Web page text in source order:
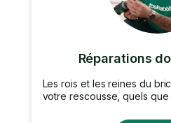
Réparations
Les rois et les reines du
votre rescousse, quels